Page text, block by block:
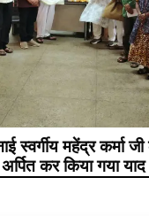
स्वर्गीय महेंद्र कर्मा
कर किया गया याद